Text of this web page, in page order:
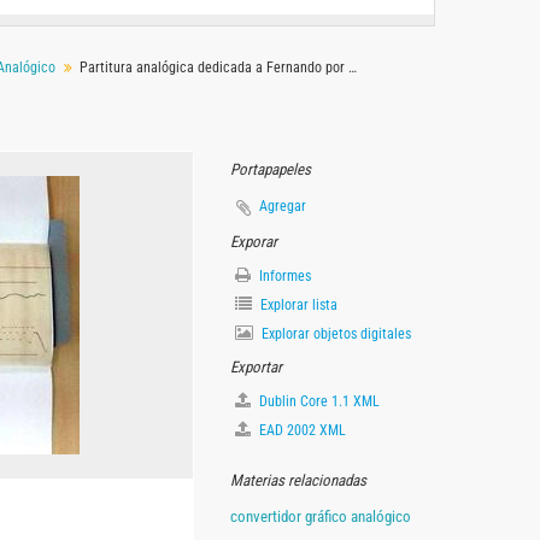
Partitura analógica dedicada a Fernando por becarios
Portapapeles
Agregar
Exporar
Informes
Explorar lista
Explorar objetos digitales
Exportar
Dublin Core 1.1 XML
EAD 2002 XML
Materias relacionadas
convertidor gráfico analógico